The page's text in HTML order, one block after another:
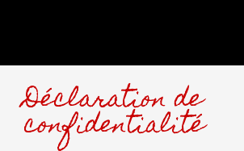
Déclaration de
confidentialité